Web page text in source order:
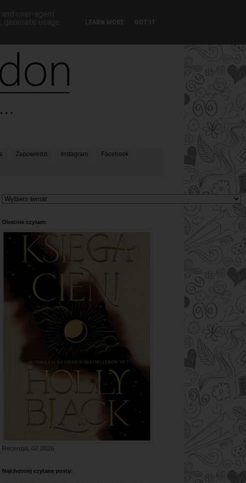
Zapowiedzi Instagram Facebook
Obecnie czytam:
Recenzja: 02.2026
Najchętniej czytane posty:
LEARN MORE GOT IT